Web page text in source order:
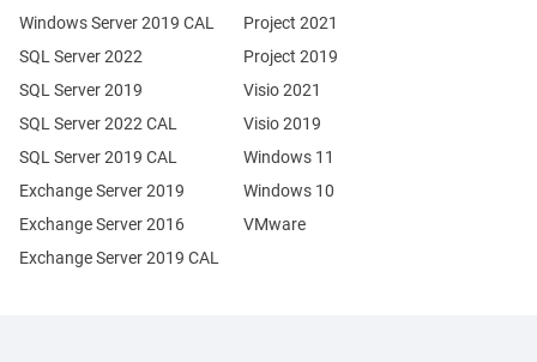
Exchange Server 2019
Exchange Server 2016
SQL Server 2022
SQL Server 2019
Windows Server 2019 CAL
SQL Server 2022 CAL
SQL Server 2019 CAL
Exchange Server 2019 CAL
Project 2021
Project 2019
Visio 2021
Visio 2019
Windows 11
Windows 10
VMware